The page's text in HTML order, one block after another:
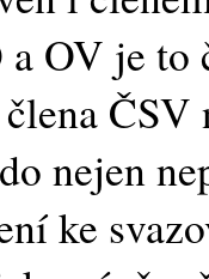
a OV je
ČSV
nejen
ke